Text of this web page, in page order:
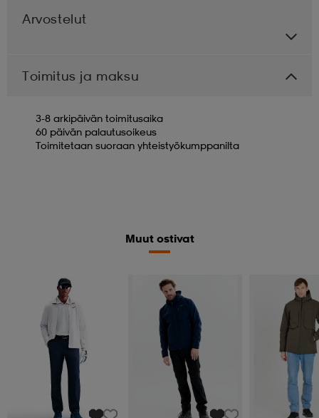
Arvostelut
Toimitus ja maksu
3-8 arkipäivän toimitusaika
60 päivän palautusoikeus
Toimitetaan suoraan yhteistyökumppanilta
Muut ostivat